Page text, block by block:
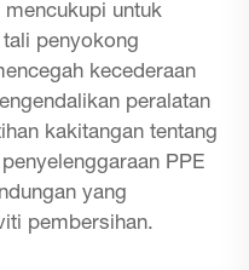
untuk
penyokong
kecederaan
peralatan
kakitangan tentang
PPE
yang
pembersihan.